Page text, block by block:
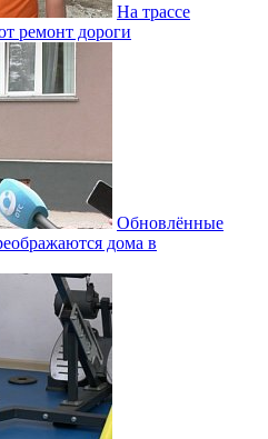
На трассе
ремонт дороги
Обновлённые
дома в